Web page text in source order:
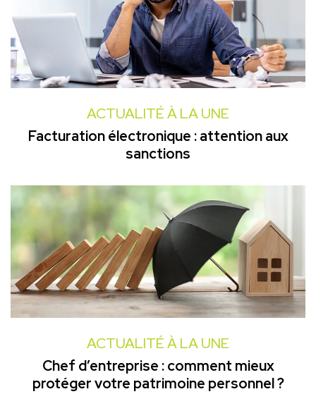
ACTUALITÉ À LA UNE
Facturation électronique : attention aux
sanctions
ACTUALITÉ À LA UNE
Chef d’entreprise : comment mieux
protéger votre patrimoine personnel ?